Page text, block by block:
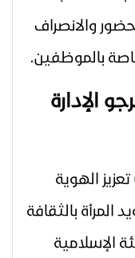
والانصراف
بالموظفين.
الإدارة
الهوية
المرأة بالثقافة
الإسلامية